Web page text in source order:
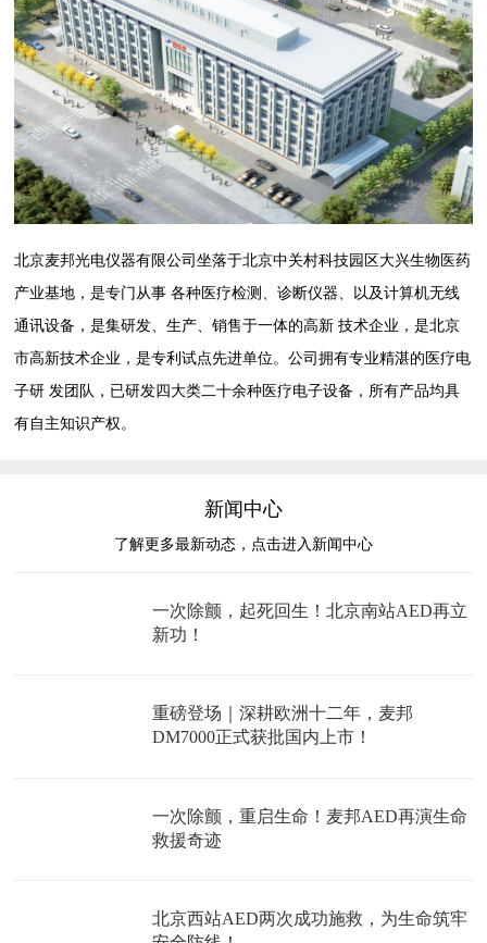
北京麦邦光电仪器有限公司坐落于北京中关村科技园区大兴生物医药
产业基地，是专门从事 各种医疗检测、诊断仪器、以及计算机无线
通讯设备，是集研发、生产、销售于一体的高新 技术企业，是北京
市高新技术企业，是专利试点先进单位。公司拥有专业精湛的医疗电
子研 发团队，已研发四大类二十余种医疗电子设备，所有产品均具
有自主知识产权。
新闻中心
了解更多最新动态，点击进入新闻中心
一次除颤，起死回生！北京南站AED再立
新功！
重磅登场｜深耕欧洲十二年，麦邦
DM7000正式获批国内上市！
一次除颤，重启生命！麦邦AED再演生命
救援奇迹
北京西站AED两次成功施救，为生命筑牢